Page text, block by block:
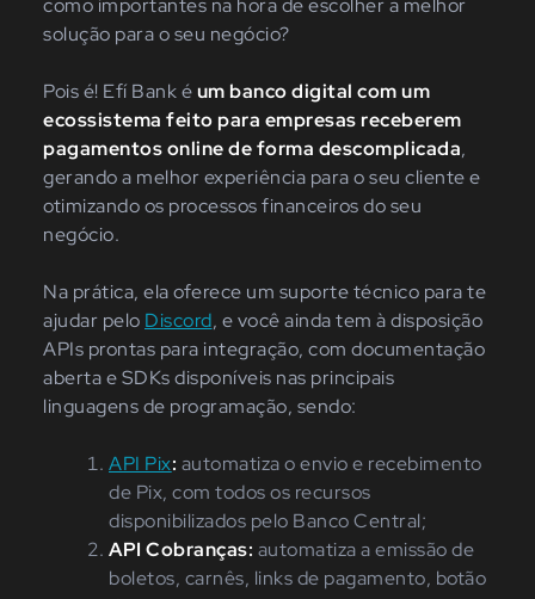
como importantes na hora de escolher a melhor
solução para o seu negócio?
Pois é! Efí Bank éum banco digital com um
ecossistema feito para empresas receberem
pagamentos online de forma descomplicada,
gerando a melhor experiência para o seu cliente e
otimizando os processos financeiros do seu
negócio.
Na prática, ela oferece um suporte técnico para te
ajudar pelo Discord, e você ainda tem à disposição
APIs prontas para integração, com documentação
aberta e SDKs disponíveis nas principais
linguagens de programação, sendo:
API Pix: automatiza o envio e recebimento
de Pix, com todos os recursos
disponibilizados pelo Banco Central;
API Cobranças: automatiza a emissão de
boletos, carnês, links de pagamento, botão